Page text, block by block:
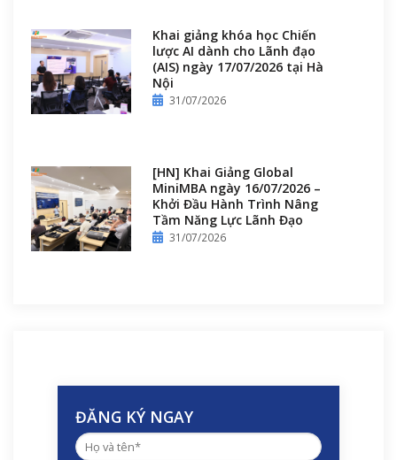
Khai giảng khóa học Chiến
lược AI dành cho Lãnh đạo
(AIS) ngày 17/07/2026 tại Hà
Nội
31/07/2026
[HN] Khai Giảng Global
MiniMBA ngày 16/07/2026 –
Khởi Đầu Hành Trình Nâng
Tầm Năng Lực Lãnh Đạo
31/07/2026
ĐĂNG KÝ NGAY